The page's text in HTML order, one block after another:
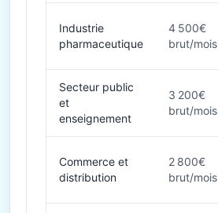
Industrie
pharmaceutique
4 500€
brut/mois
Secteur public
et
enseignement
3 200€
brut/mois
Commerce et
distribution
2 800€
brut/mois